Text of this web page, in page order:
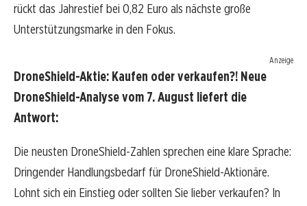
rückt das Jahrestief bei 0,82 Euro als nächste große
Unterstützungsmarke in den Fokus.
Anzeige
DroneShield-Aktie: Kaufen oder verkaufen?! Neue
DroneShield-Analyse vom 7. August liefert die
Antwort:
Die neusten DroneShield-Zahlen sprechen eine klare Sprache:
Dringender Handlungsbedarf für DroneShield-Aktionäre.
Lohnt sich ein Einstieg oder sollten Sie lieber verkaufen? In